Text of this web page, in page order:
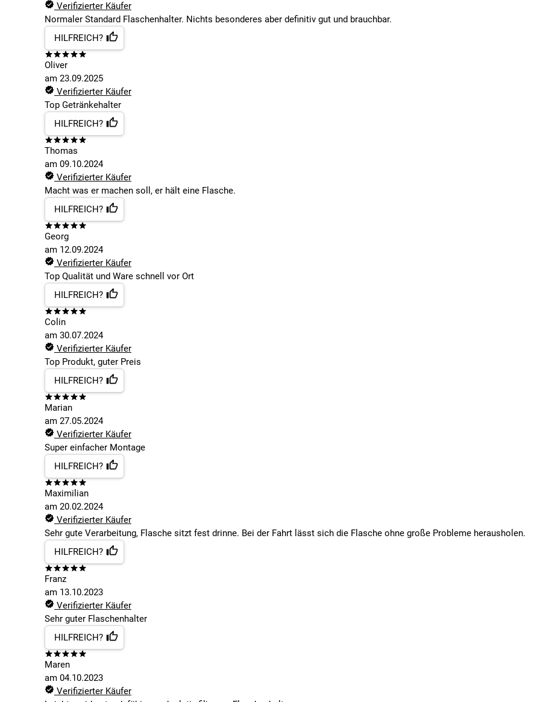
Verifizierter Käufer
Normaler Standard Flaschenhalter. Nichts besonderes aber definitiv gut und brauchbar.
HILFREICH?
Oliver
am 23.09.2025
Verifizierter Käufer
Top Getränkehalter
HILFREICH?
Thomas
am 09.10.2024
Verifizierter Käufer
Macht was er machen soll, er hält eine Flasche.
HILFREICH?
Georg
am 12.09.2024
Verifizierter Käufer
Top Qualität und Ware schnell vor Ort
HILFREICH?
Colin
am 30.07.2024
Verifizierter Käufer
Top Produkt, guter Preis
HILFREICH?
Marian
am 27.05.2024
Verifizierter Käufer
Super einfacher Montage
HILFREICH?
Maximilian
am 20.02.2024
Verifizierter Käufer
Sehr gute Verarbeitung, Flasche sitzt fest drinne. Bei der Fahrt lässt sich die Flasche ohne große Probleme herausholen.
HILFREICH?
Franz
am 13.10.2023
Verifizierter Käufer
Sehr guter Flaschenhalter
HILFREICH?
Maren
am 04.10.2023
Verifizierter Käufer